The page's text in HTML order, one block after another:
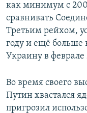
как минимум с
сравнивать
Третьим рейхом,
году и ещё больше
Украину в феврале
Во время своего
Путин хвастался
пригрозил